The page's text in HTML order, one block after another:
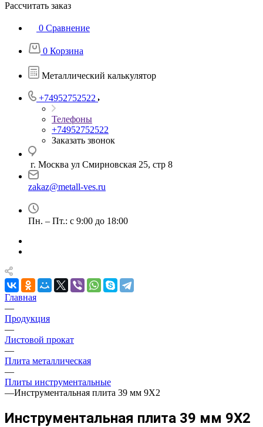
Рассчитать заказ
0 Сравнение
0 Корзина
Металлический калькулятор
+74952752522
Телефоны
+74952752522
Заказать звонок
г. Москва ул Смирновская 25, стр 8
zakaz@metall-ves.ru
Пн. – Пт.: с 9:00 до 18:00
Главная
—
Продукция
—
Листовой прокат
—
Плита металлическая
—
Плиты инструментальные
—Инструментальная плита 39 мм 9Х2
Инструментальная плита 39 мм 9Х2